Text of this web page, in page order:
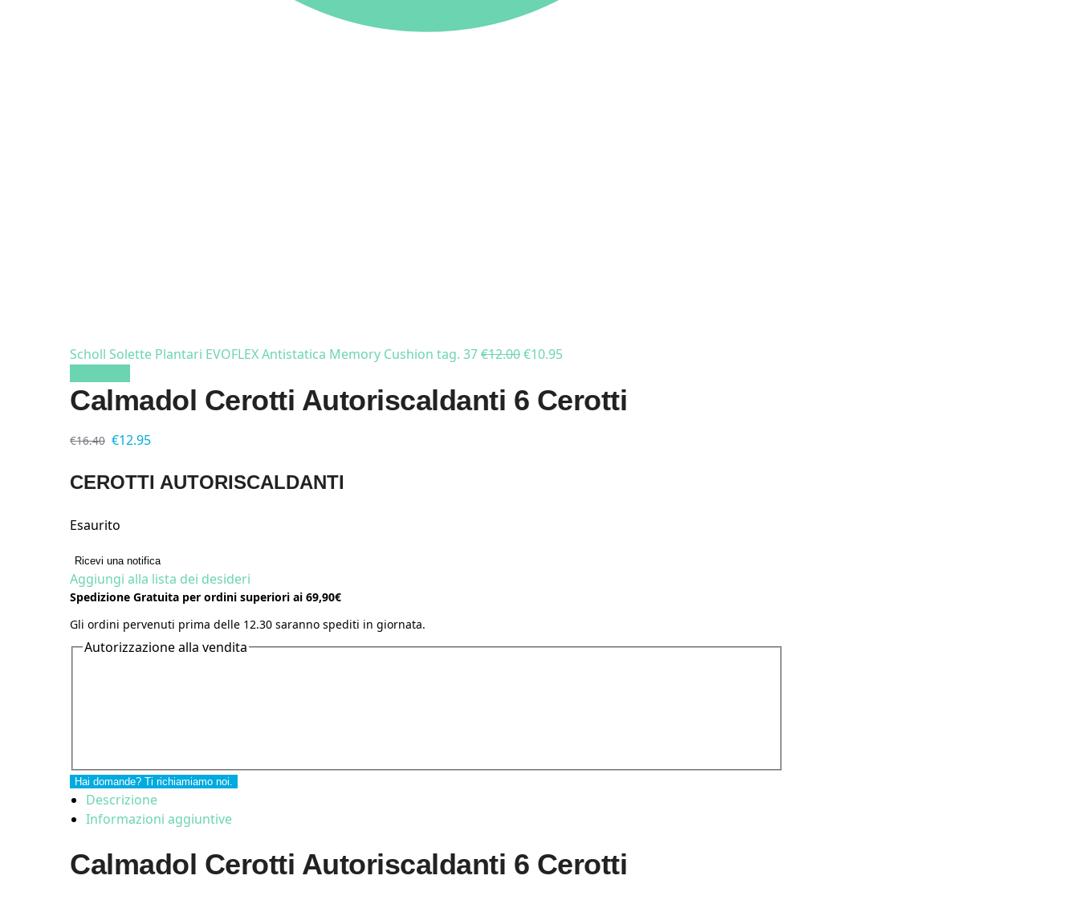
Scholl Solette Plantari EVOFLEX Antistatica Memory Cushion tag. 37€12.00€10.95
Calmadol Cerotti Autoriscaldanti 6 Cerotti
€16.40 €12.95
CEROTTI AUTORISCALDANTI
Esaurito
Ricevi una notifica
Aggiungi alla lista dei desideri
Spedizione Gratuita per ordini superiori ai 69,90€
Gli ordini pervenuti prima delle 12.30 saranno spediti in giornata.
Autorizzazione alla vendita
Hai domande? Ti richiamiamo noi.
Descrizione
Informazioni aggiuntive
Calmadol Cerotti Autoriscaldanti 6 Cerotti